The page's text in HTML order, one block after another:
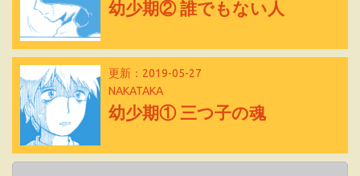
幼少期② 誰でもない人
更新：2019-05-27
NAKATAKA
幼少期① 三つ子の魂